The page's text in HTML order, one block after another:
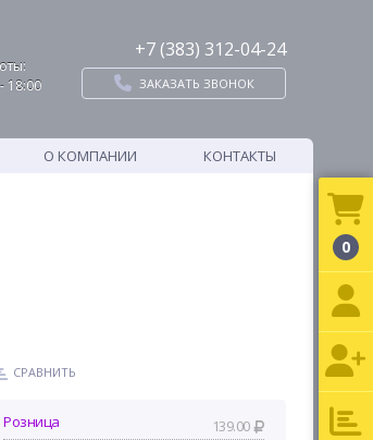
18:00
+7 (383) 312-04-24
ЗАКАЗАТЬ ЗВОНОК
О КОМПАНИИ КОНТАКТЫ
СРАВНИТЬ
Розница
139.00
0